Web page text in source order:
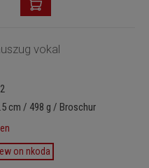
vokal
cm / 498 g / Broschur
on nkoda